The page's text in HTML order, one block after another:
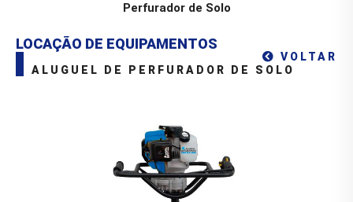
Perfurador de Solo
LOCAÇÃO DE EQUIPAMENTOS
VOLTAR
ALUGUEL DE PERFURADOR DE SOLO